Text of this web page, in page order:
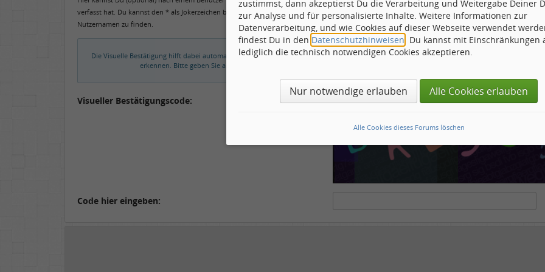
verfasst hat. Du kannst den * als Jokerzeichen benutzen, um ähnliche
Nutzernamen zu finden.
Die Visuelle Bestätigung hilft dabei automatische Spambots und Scripte von den Diensten dieses Forums abzuhalten. Derartige Scripte sind
erkennen. Bitte geben Sie also in das untenstehende Feld die Buchstaben und Zahlen ein, die Sie in dem Bild erkennen können
Visueller Bestätigungscode:
Code hier eingeben:
zustimmst, dann akzeptierst Du die Verarbeitung und Weitergabe Deiner
zur Analyse und für personalisierte Inhalte. Weitere Informationen zur
Datenverarbeitung, und wie Cookies auf dieser Webseite verwendet
findest Du in den Datenschutzhinweisen . Du kannst mit Einschränkungen
lediglich die technisch notwendigen Cookies akzeptieren.
Nur notwendige erlauben Alle Cookies erlauben
Alle Cookies dieses Forums löschen